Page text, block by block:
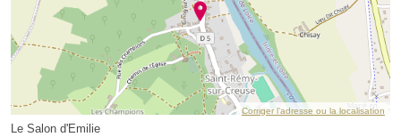
Corriger l’adresse ou la localisation
Le Salon d'Emilie